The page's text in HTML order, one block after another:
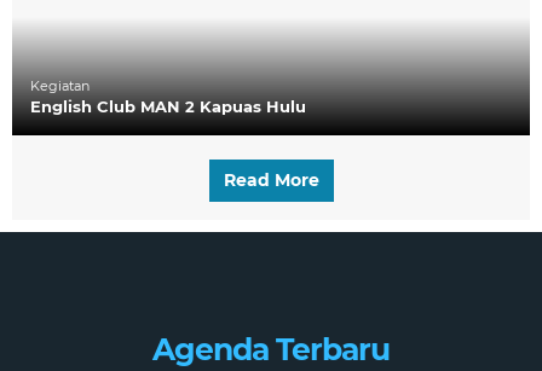
Kegiatan
English Club MAN 2 Kapuas Hulu
Read More
Agenda Terbaru